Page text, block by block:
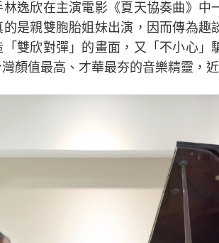
林逸欣在主演電影《夏天協奏曲》
是親雙胞胎姐妹出演，因而傳為
雙欣對彈」的畫面，又「不小心
灣顏值最高、才華最夯的音樂精靈，